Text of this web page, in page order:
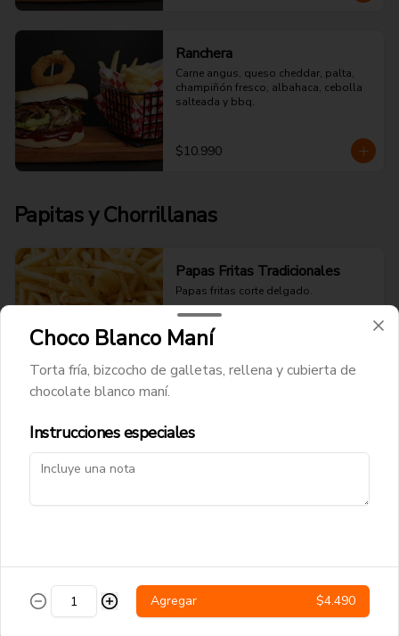
Ranchera
Carne angus, queso cheddar, palta,
champiñón fresco, albahaca, cebolla
salteada y bbq.
$10.990
Papitas y Chorrillanas
Papas Fritas Tradicionales
Papas fritas corte delgado.
$4.490
Salchipapas
Papas fritas y salchichas.
Papas fritas, salsa cheddar y tocino.
Choco Blanco Maní
Torta fría, bizcocho de galletas, rellena y cubierta de
chocolate blanco maní.
Instrucciones especiales
Agregar $4.490